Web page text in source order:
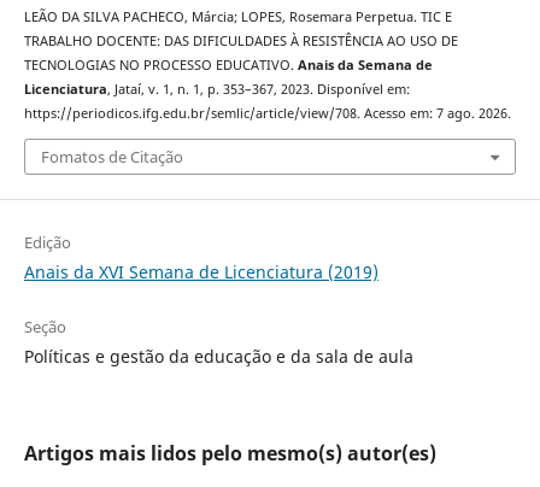
LEÃO DA SILVA PACHECO, Márcia; LOPES, Rosemara Perpetua. TIC E
TRABALHO DOCENTE: DAS DIFICULDADES À RESISTÊNCIA AO USO DE
TECNOLOGIAS NO PROCESSO EDUCATIVO. Anais da Semana de
Licenciatura, Jataí, v. 1, n. 1, p. 353–367, 2023. Disponível em:
https://periodicos.ifg.edu.br/semlic/article/view/708. Acesso em: 7 ago. 2026.
Fomatos de Citação
Edição
Anais da XVI Semana de Licenciatura (2019)
Seção
Políticas e gestão da educação e da sala de aula
Artigos mais lidos pelo mesmo(s) autor(es)